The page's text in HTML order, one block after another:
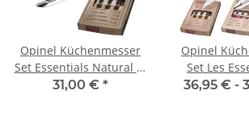
Opinel Küchenmesser
Set Essentials Natural 4-
teilig rostfrei
31,00 € *
Opinel
Set Les
teilig
36,95 € -